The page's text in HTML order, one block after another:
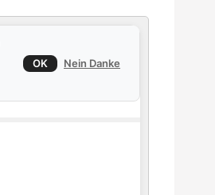
OK Nein Danke